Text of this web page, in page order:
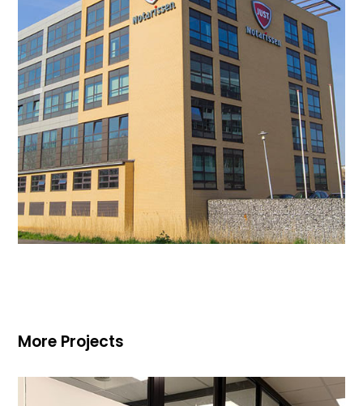
More Projects